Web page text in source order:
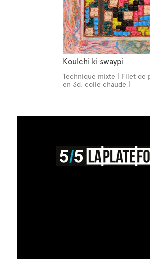
Koulchi ki swaypi
Technique mixte | Filet de
en 3d, colle chaude |